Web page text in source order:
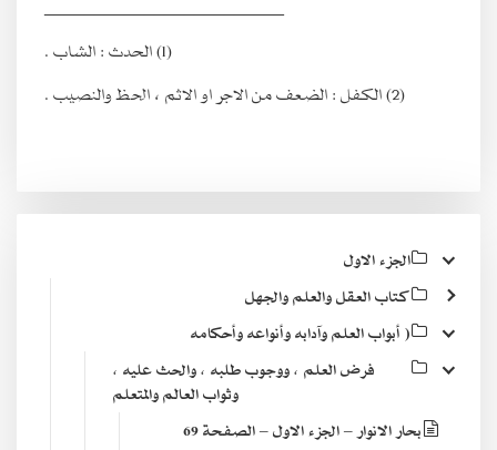
(1) الحدث : الشاب .
(2) الكفل : الضعف من الاجر او الاثم ، الحظ والنصيب .
الجزء الاول
كتاب العقل والعلم والجهل
( أبواب العلم وآدابه وأنواعه وأحكامه
فرض العلم ، ووجوب طلبه ، والحث عليه ،
وثواب العالم والمتعلم
بحار الانوار – الجزء الاول – الصفحة 69